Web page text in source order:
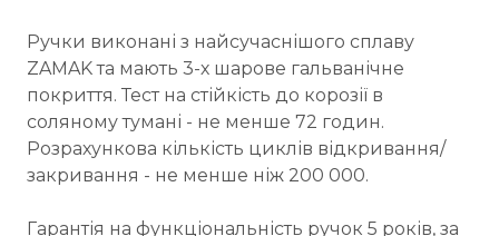
Ручки виконані з найсучаснішого сплаву
ZAMAK та мають 3-х шарове гальванічне
покриття. Тест на стійкість до корозії в
соляному тумані - не менше 72 годин.
Розрахункова кількість циклів відкривання/
закривання - не менше ніж 200 000.
Гарантія на функціональність ручок 5 років, за